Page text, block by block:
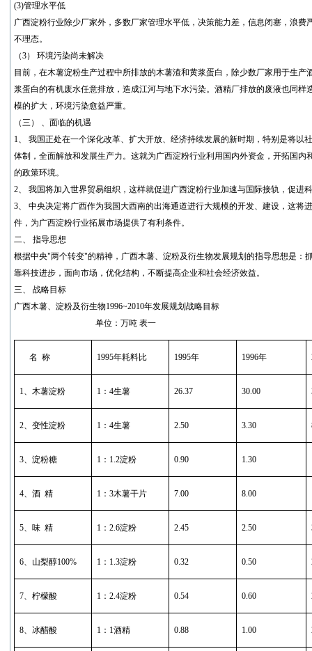
(3)管理水平低
广西淀粉行业除少厂家外，多数厂家管理水平低，决策能力差，信息闭塞，浪
不理态。
（3） 环境污染尚未解决
目前，在木薯淀粉生产过程中所排放的木薯渣和黄浆蛋白，除少数厂家用于生
浆蛋白的有机废水任意排放，造成江河与地下水污染。酒精厂排放的废液也同样
模的扩大，环境污染愈益严重。
（三） 、面临的机遇
1、 我国正处在一个深化改革、扩大开放、经济持续发展的新时期，特别是将以
体制，全面解放和发展生产力。这就为广西淀粉行业利用国内外资金，开拓国内
的政策环境。
2、 我国将加入世界贸易组织，这样就促进广西淀粉行业加速与国际接轨，促进
3、 中央决定将广西作为我国大西南的出海通道进行大规模的开发、建设，这将
件，为广西淀粉行业拓展市场提供了有利条件。
二、 指导思想
根据中央"两个转变"的精神，广西木薯、淀粉及衍生物发展规划的指导思想是：
靠科技进步，面向市场，优化结构，不断提高企业和社会经济效益。
三、 战略目标
广西木薯、淀粉及衍生物1996~2010年发展规划战略目标
单位：万吨 表一
名 称 1995年耗料比 1995年 1996年
1、木薯淀粉 1： 4生薯 26.37 30.00
2、变性淀粉 1： 4生薯 2.50 3.30
3、淀粉糖 1： 1.2淀粉 0.90 1.30
4、酒 精 1： 3木薯干片 7.00 8.00
5、味 精 1： 2.6淀粉 2.45 2.50
6、山梨醇100% 1： 1.3淀粉 0.32 0.50
7、柠檬酸 1： 2.4淀粉 0.54 0.60
8、冰醋酸 1： 1酒精 0.88 1.00